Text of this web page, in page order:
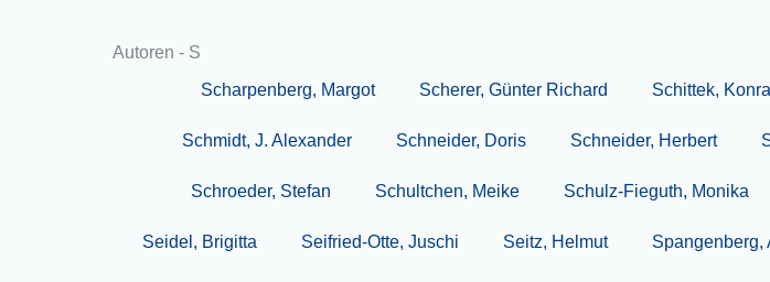
Autoren - S
Scharpenberg, Margot
Scherer, Günter Richard Schittek,
Schmidt, J. Alexander Schneider, Doris Schneider, Herbert
Schroeder, Stefan Schultchen, Meike Schulz-Fieguth, Monika
Seidel, Brigitta Seifried-Otte, Juschi Seitz, Helmut Spangenberg,